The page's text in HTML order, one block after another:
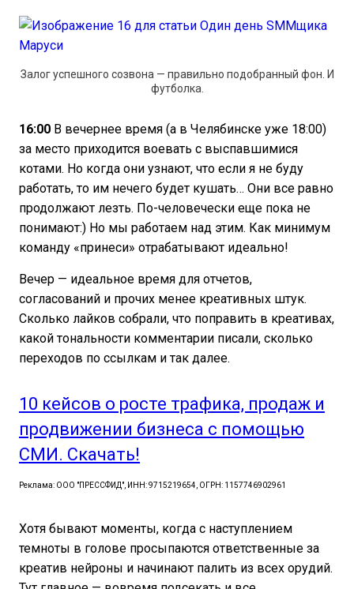
Залог успешного созвона — правильно подобранный фон. И
футболка.
16:00 В вечернее время (а в Челябинске уже 18:00)
за место приходится воевать с выспавшимися
котами. Но когда они узнают, что если я не буду
работать, то им нечего будет кушать… Они все равно
продолжают лезть. По-человечески еще пока не
понимают:) Но мы работаем над этим. Как минимум
команду «принеси» отрабатывают идеально!
Вечер — идеальное время для отчетов,
согласований и прочих менее креативных штук.
Сколько лайков собрали, что поправить в креативах,
какой тональности комментарии писали, сколько
переходов по ссылкам и так далее.
10 кейсов о росте трафика, продаж и
продвижении бизнеса с помощью
СМИ. Скачать!
Реклама: ООО "ПРЕССФИД", ИНН: 9715219654, ОГРН: 1157746902961
Хотя бывают моменты, когда с наступлением
темноты в голове просыпаются ответственные за
креатив нейроны и начинают палить из всех орудий.